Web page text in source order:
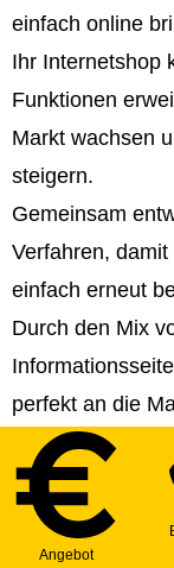
einfach online
Ihr Internetshop
Funktionen
Markt wachsen
steigern.
Gemeinsam
Verfahren,
einfach erneut
Durch den Mix
perfekt an die
Top-Ranking
Strategie- und
Sie können
Sprachen